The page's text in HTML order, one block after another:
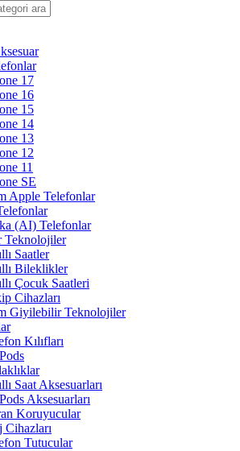
17
16
15
14
13
12
11
SE
Apple Telefonlar
(AI) Telefonlar
Teknolojiler
Saatler
Bileklikler
Çocuk Saatleri
Cihazları
Giyilebilir Teknolojiler
Kılıfları
Saat Aksesuarları
Aksesuarları
Koruyucular
Cihazları
Tutucular